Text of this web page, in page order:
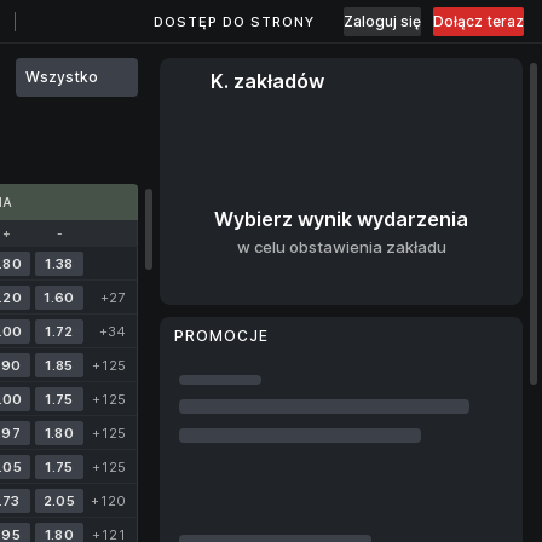
DOSTĘP DO STRONY Zaloguj się Dołącz teraz
Wszystko
+ -
1.38
1.60
+27
1.72
+34
1.85
+125
1.75
+125
1.80
+125
1.75
+125
2.05
+120
1.80
+121
K. zakładów
Wybierz wynik wydarzenia
w celu obstawienia zakładu
PROMOCJE